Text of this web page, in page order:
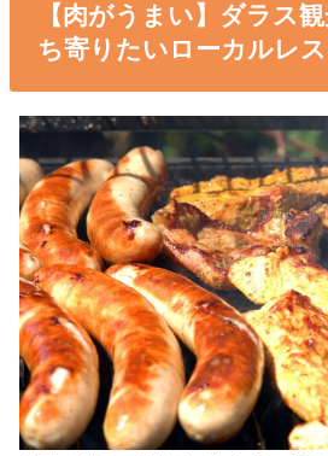
【肉がうまい】ダラス
ち寄りたいローカルレ